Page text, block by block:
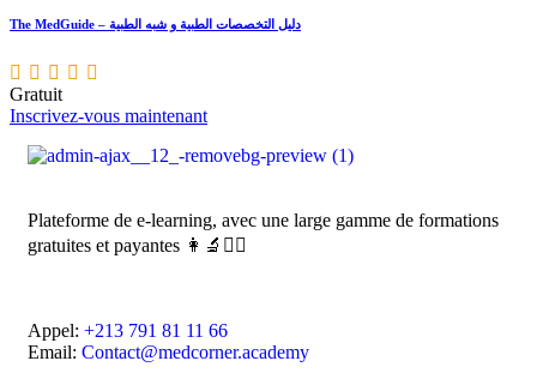
The MedGuide – دليل التخصصات الطبية و شبه الطبية
Gratuit
Inscrivez-vous maintenant
Plateforme de e-learning, avec une large gamme de formations
gratuites et payantes 👩‍🔬👨‍⚕️
Appel: +213 791 81 11 66
Email: Contact@medcorner.academy